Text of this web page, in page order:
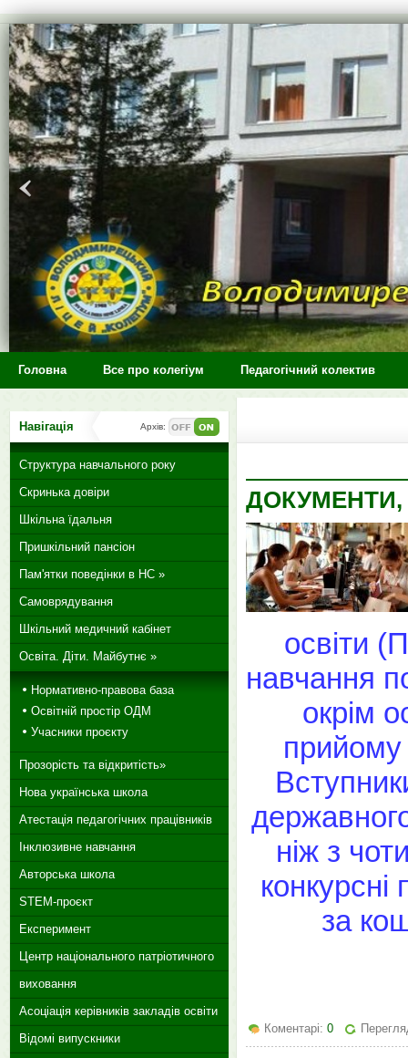
>
Головна Все про колегіум Педагогічний колектив
ДОКУМЕНТИ,
освіти
навчання
окрім
прийому
ніж з
конкурсні
за
Коментарі: 0
Навігація Архів:
Структура навчального року
Скринька довіри
Шкільна їдальня
Пришкільний пансіон
Пам'ятки поведінки в НС »
Самоврядування
Шкільний медичний кабінет
Освіта. Діти. Майбутнє »
Нормативно-правова база
Освітній простір ОДМ
Учасники проєкту
Прозорість та відкритість»
Нова українська школа
Атестація педагогічних працівників
Інклюзивне навчання
Авторська школа
STEM-проєкт
Експеримент
Центр національного патріотичного
виховання
Асоціація керівників закладів освіти
Відомі випускники